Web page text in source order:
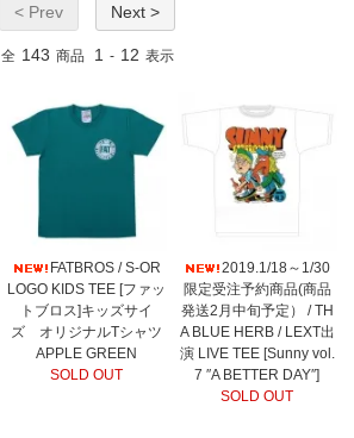
< Prev Next >
全 143 商品 1 - 12 表示
FATBROS / S-OR
LOGO KIDS TEE [ファッ
トブロス]キッズサイ
ズ オリジナルTシャツ
APPLE GREEN
SOLD OUT
2019.1/18～1/30
限定受注予約商品(商品
発送2月中旬予定） / TH
A BLUE HERB / LEXT出
演 LIVE TEE [Sunny vol.
7 ″A BETTER DAY″]
SOLD OUT